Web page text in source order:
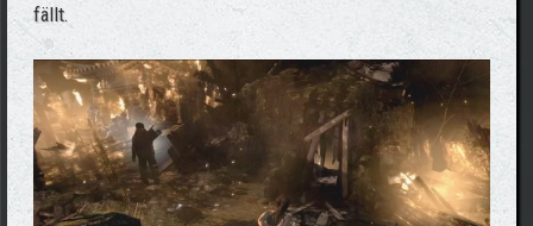
fällt.